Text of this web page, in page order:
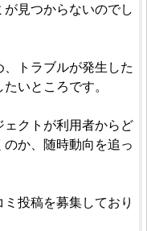
見つからないのでし
トラブルが発生した
いところです。
クトが利用者からど
か、随時動向を追っ
投稿を募集しており